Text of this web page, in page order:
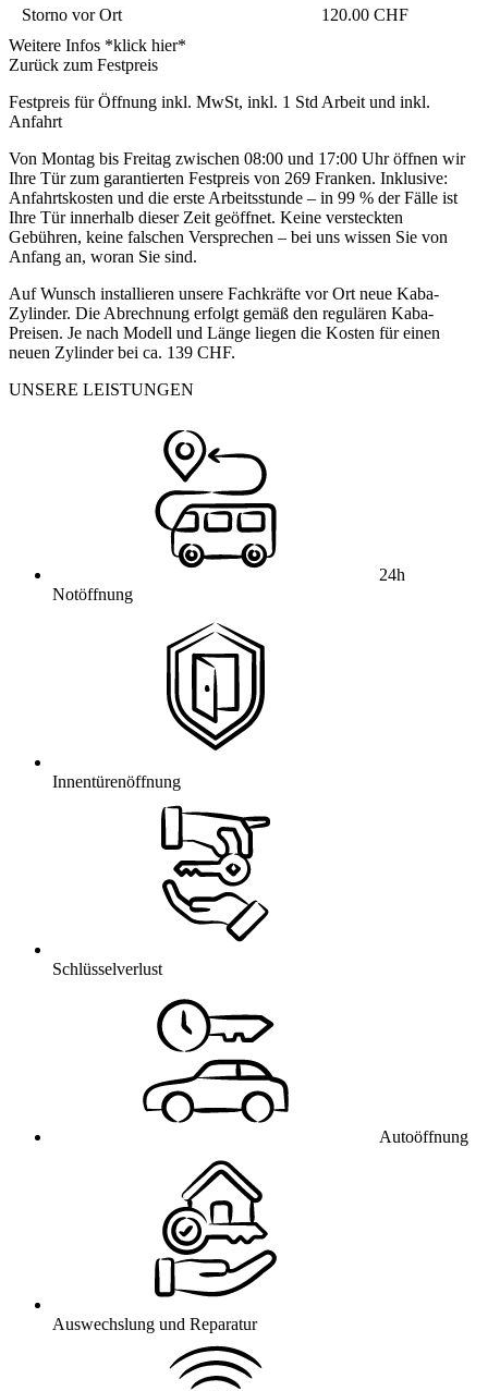
Storno vor Ort
120.00 CHF
Weitere Infos *klick hier*
Zurück zum Festpreis
Festpreis für Öffnung inkl. MwSt, inkl. 1 Std Arbeit und inkl.
Anfahrt
Von Montag bis Freitag zwischen 08:00 und 17:00 Uhr öffnen wir
Ihre Tür zum garantierten Festpreis von 269 Franken. Inklusive:
Anfahrtskosten und die erste Arbeitsstunde – in 99 % der Fälle ist
Ihre Tür innerhalb dieser Zeit geöffnet. Keine versteckten
Gebühren, keine falschen Versprechen – bei uns wissen Sie von
Anfang an, woran Sie sind.
Auf Wunsch installieren unsere Fachkräfte vor Ort neue Kaba-
Zylinder. Die Abrechnung erfolgt gemäß den regulären Kaba-
Preisen. Je nach Modell und Länge liegen die Kosten für einen
neuen Zylinder bei ca. 139 CHF.
UNSERE LEISTUNGEN
24h
Notöffnung
Innentürenöffnung
Schlüsselverlust
Autoöffnung
Auswechslung und Reparatur